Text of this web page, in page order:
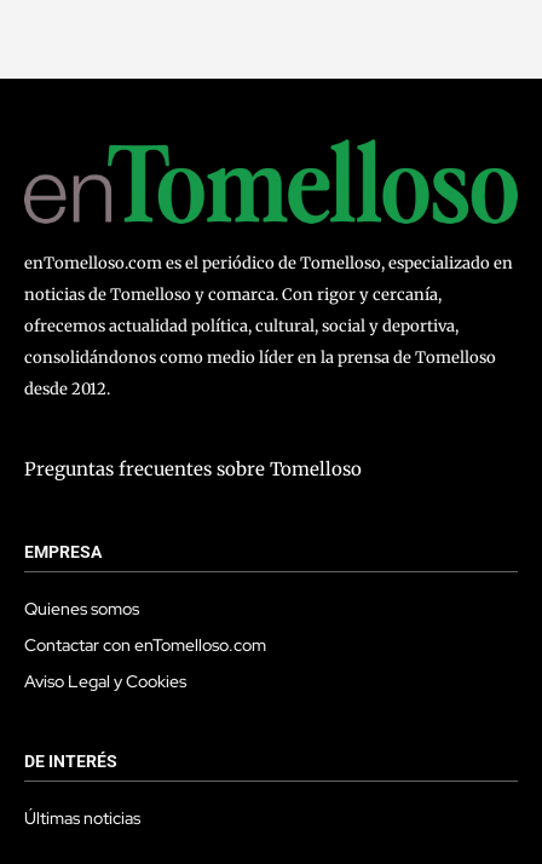
enTomelloso.com es el periódico de Tomelloso, especializado en
noticias de Tomelloso y comarca. Con rigor y cercanía,
ofrecemos actualidad política, cultural, social y deportiva,
consolidándonos como medio líder en la prensa de Tomelloso
desde 2012.
Preguntas frecuentes sobre Tomelloso
EMPRESA
Quienes somos
Contactar con enTomelloso.com
Aviso Legal y Cookies
DE INTERÉS
Últimas noticias